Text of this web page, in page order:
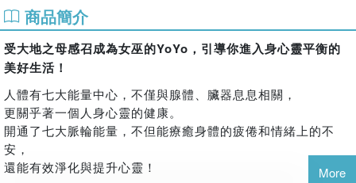
商品簡介
受大地之母感召成為女巫的YoYo，引導你進入身心靈平衡的
美好生活！
人體有七大能量中心，不僅與腺體、臟器息息相關，
更關乎著一個人身心靈的健康。
開通了七大脈輪能量，不但能療癒身體的疲倦和情緒上的不
安，
還能有效淨化與提升心靈！
More